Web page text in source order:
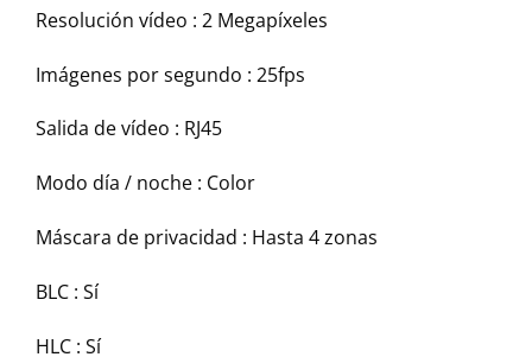
Resolución vídeo : 2 Megapíxeles
Imágenes por segundo : 25fps
Salida de vídeo : RJ45
Modo día / noche : Color
Máscara de privacidad : Hasta 4 zonas
BLC : Sí
HLC : Sí